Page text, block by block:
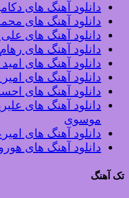
دانلود آهنگ های
دانلود آهنگ های
دانلود آهنگ های
دانلود آهنگ های
دانلود آهنگ های
دانلود آهنگ های
دانلود آهنگ های
دانلود آهنگ های
موسوی
دانلود آهنگ های
دانلود آهنگ های
تک آهنگ